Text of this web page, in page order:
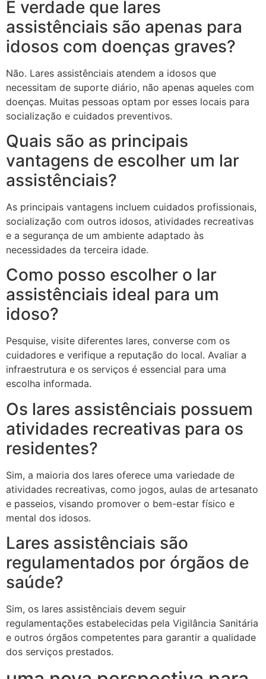
É verdade que lares
assistênciais são apenas para
idosos com doenças graves?
Não. Lares assistênciais atendem a idosos que
necessitam de suporte diário, não apenas aqueles com
doenças. Muitas pessoas optam por esses locais para
socialização e cuidados preventivos.
Quais são as principais
vantagens de escolher um lar
assistênciais?
As principais vantagens incluem cuidados profissionais,
socialização com outros idosos, atividades recreativas
e a segurança de um ambiente adaptado às
necessidades da terceira idade.
Como posso escolher o lar
assistênciais ideal para um
idoso?
Pesquise, visite diferentes lares, converse com os
cuidadores e verifique a reputação do local. Avaliar a
infraestrutura e os serviços é essencial para uma
escolha informada.
Os lares assistênciais possuem
atividades recreativas para os
residentes?
Sim, a maioria dos lares oferece uma variedade de
atividades recreativas, como jogos, aulas de artesanato
e passeios, visando promover o bem-estar físico e
mental dos idosos.
Lares assistênciais são
regulamentados por órgãos de
saúde?
Sim, os lares assistênciais devem seguir
regulamentações estabelecidas pela Vigilância Sanitária
e outros órgãos competentes para garantir a qualidade
dos serviços prestados.